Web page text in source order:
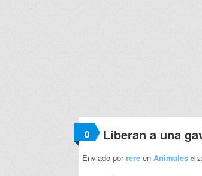
0 Liberan a una
Enviado porrere en Animales el